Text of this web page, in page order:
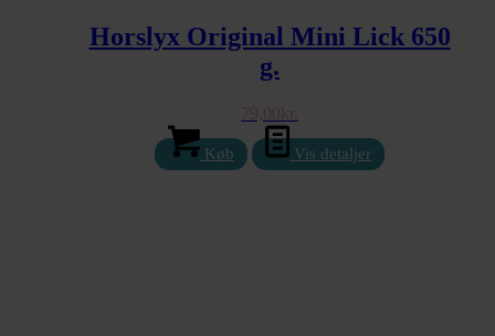
Horslyx Original Mini Lick 650
g.
79,00
Køb Vis detaljer